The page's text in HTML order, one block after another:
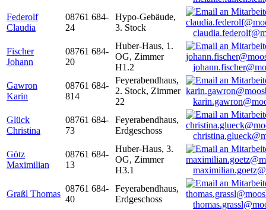
Federolf
Claudia
08761 684-
24
Hypo-Gebäude,
3. Stock
Fischer
Johann
08761 684-
20
Huber-Haus, 1.
OG, Zimmer
H1.2
Gawron
Karin
08761 684-
814
Feyerabendhaus,
2. Stock, Zimmer
22
Glück
Christina
08761 684-
73
Feyerabendhaus,
Erdgeschoss
Götz
Maximilian
08761 684-
13
Huber-Haus, 3.
OG, Zimmer
H3.1
Graßl Thomas
08761 684-
40
Feyerabendhaus,
Erdgeschoss